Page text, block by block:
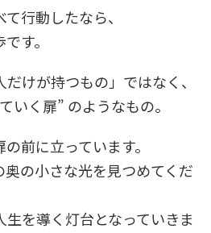
行動したなら、
す。
けが持つもの」ではなく、
いく扉” のようなもの。
前に立っています。
の小さな光を見つめてくだ
を導く灯台となっていきま